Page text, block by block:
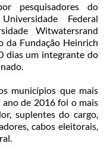
pesquisadores do
Federal
Witwatersrand
da Fundação Heinrich
dias um integrante do
municípios que mais
ano de 2016 foi o mais
suplentes do cargo,
cabos eleitorais,